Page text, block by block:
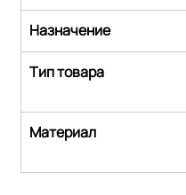
Назначение
Тип товара
Материал